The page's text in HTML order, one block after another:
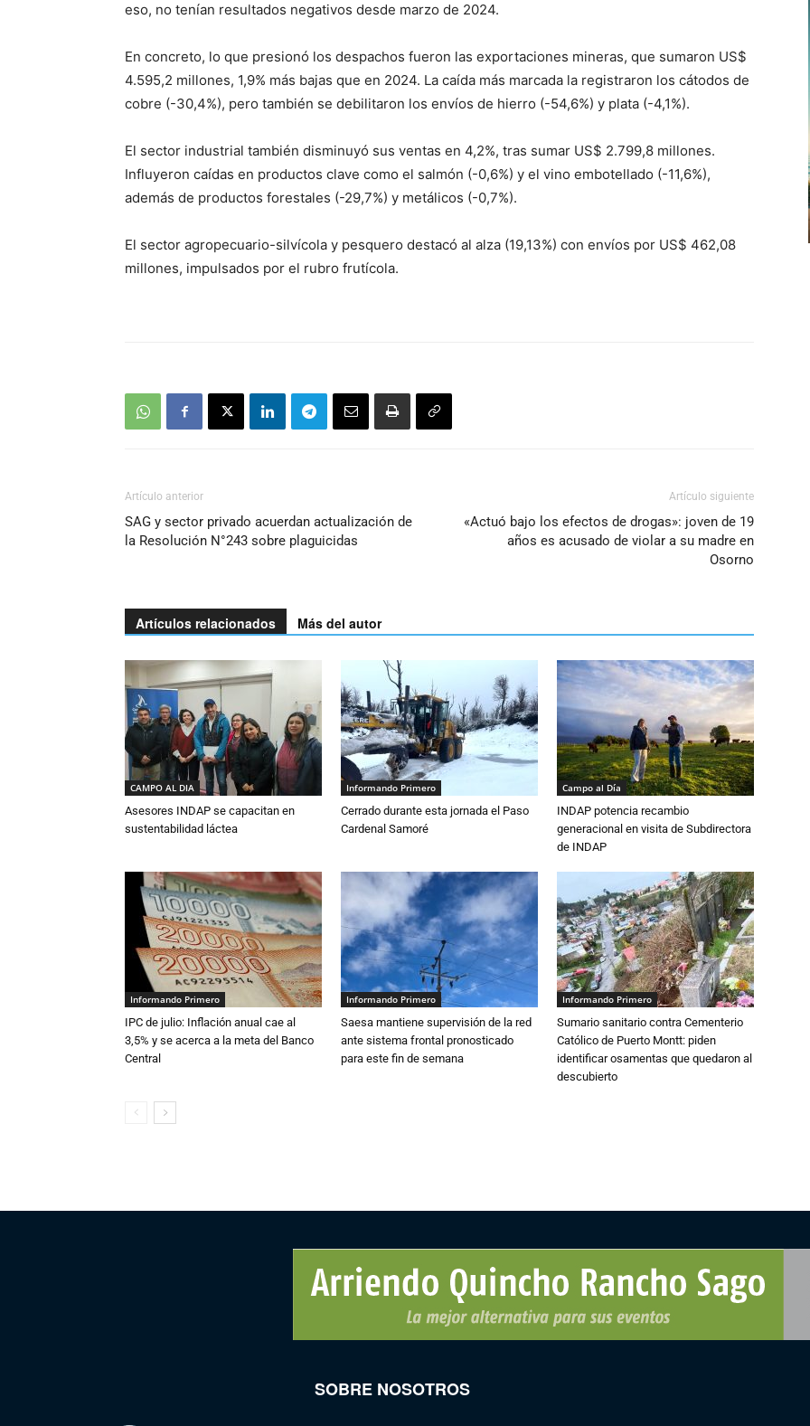
eso, no tenían resultados negativos desde marzo de 2024.
En concreto, lo que presionó los despachos fueron las exportaciones mineras, que sumaron US$
4.595,2 millones, 1,9% más bajas que en 2024. La caída más marcada la registraron los cátodos de
cobre (-30,4%), pero también se debilitaron los envíos de hierro (-54,6%) y plata (-4,1%).
El sector industrial también disminuyó sus ventas en 4,2%, tras sumar US$ 2.799,8 millones.
Influyeron caídas en productos clave como el salmón (-0,6%) y el vino embotellado (-11,6%),
además de productos forestales (-29,7%) y metálicos (-0,7%).
El sector agropecuario-silvícola y pesquero destacó al alza (19,13%) con envíos por US$ 462,08
millones, impulsados por el rubro frutícola.
Artículo anterior
SAG y sector privado acuerdan actualización de
la Resolución N°243 sobre plaguicidas
Artículo siguiente
«Actuó bajo los efectos de drogas»: joven de 19
años es acusado de violar a su madre en
Osorno
Artículos relacionados Más del autor
CAMPO AL DIA
Asesores INDAP se capacitan en
sustentabilidad láctea
Informando Primero
Cerrado durante esta jornada el Paso
Cardenal Samoré
Campo al Día
INDAP potencia recambio
generacional en visita de Subdirectora
de INDAP
Informando Primero
IPC de julio: Inflación anual cae al
3,5% y se acerca a la meta del Banco
Central
Informando Primero
Saesa mantiene supervisión de la red
ante sistema frontal pronosticado
para este fin de semana
Informando Primero
Sumario sanitario contra Cementerio
Católico de Puerto Montt: piden
identificar osamentas que quedaron al
descubierto
SOBRE NOSOTROS